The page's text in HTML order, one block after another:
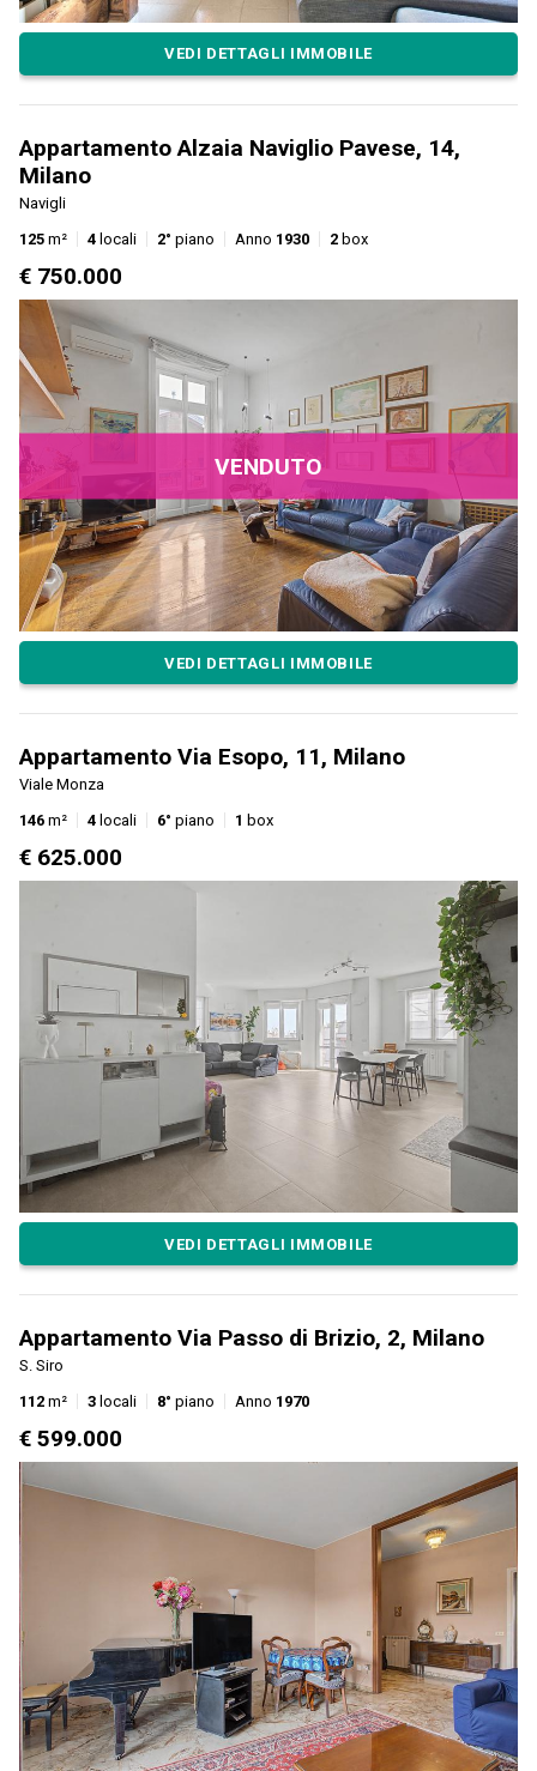
VEDI DETTAGLI IMMOBILE
Appartamento Alzaia Naviglio Pavese, 14,
Milano
Navigli
125 m² 4 locali 2° piano Anno 1930 2 box
€ 750.000
VENDUTO
VEDI DETTAGLI IMMOBILE
Appartamento Via Esopo, 11, Milano
Viale Monza
146 m² 4 locali 6° piano 1 box
€ 625.000
VEDI DETTAGLI IMMOBILE
Appartamento Via Passo di Brizio, 2, Milano
S. Siro
112 m² 3 locali 8° piano Anno 1970
€ 599.000